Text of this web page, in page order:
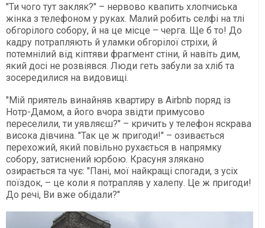
"Ти чого тут закляк?" – нервово квапить хлопчиська
жінка з телефоном у руках. Малий робить селфі на тлі
обгорілого собору, й на це місце – черга. Ще б то! До
кадру потрапляють й уламки обгорілої стріхи, й
потемнілий від кіптяви фрагмент стіни, й навіть дим,
який досі не розвіявся. Люди геть забули за хліб та
зосередилися на видовищі.
"Мій приятель винайняв квартиру в Airbnb поряд із
Нотр-Дамом, а його вчора звідти примусово
переселили, ти уявляєш?" – кричить у телефон яскрава
висока дівчина. "Так це ж пригоди!" – озивається
перехожий, який повільно рухається в напрямку
собору, затиснений юрбою. Красуня злякано
озирається та чує: "Пані, мої найкращі спогади, з усіх
поїздок, – це коли я потрапляв у халепу. Це ж пригоди!
До речі, Ви вже обідали?"